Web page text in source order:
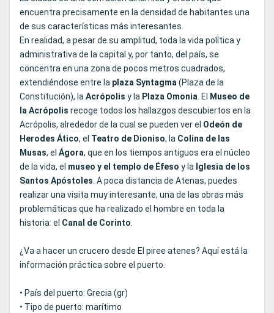
encuentra precisamente en la densidad de habitantes una
de sus características más interesantes.
En realidad, a pesar de su amplitud, toda la vida política y
administrativa de la capital y, por tanto, del país, se
concentra en una zona de pocos metros cuadrados,
extendiéndose entre la plaza Syntagma(Plaza de la
Constitución), laAcrópolis y la Plaza Omonia. El
Museo de
la Acrópolis recoge todos los hallazgos descubiertos en la
Acrópolis, alrededor de la cual se pueden ver el Odeón de
Herodes Ático, el Teatro de Dioniso, la Colina de las
Musas, el Ágora, que en los tiempos antiguos era el núcleo
de la vida, el museo y el templo de Éfeso y la Iglesia de los
Santos Apóstoles. A poca distancia de Atenas, puedes
realizar una visita muy interesante, una de las obras más
problemáticas que ha realizado el hombre en toda la
historia: el Canal de Corinto.
¿Va a hacer un crucero desde El piree atenes? Aquí está la
información práctica sobre el puerto.
• País del puerto: Grecia (gr)
• Tipo de puerto: marítimo